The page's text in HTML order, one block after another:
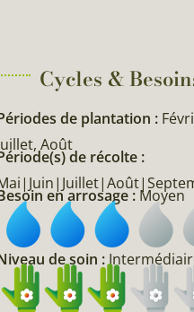
Cycles &
de plantation :
Août
de récolte :
en arrosage : Moyen
de soin :